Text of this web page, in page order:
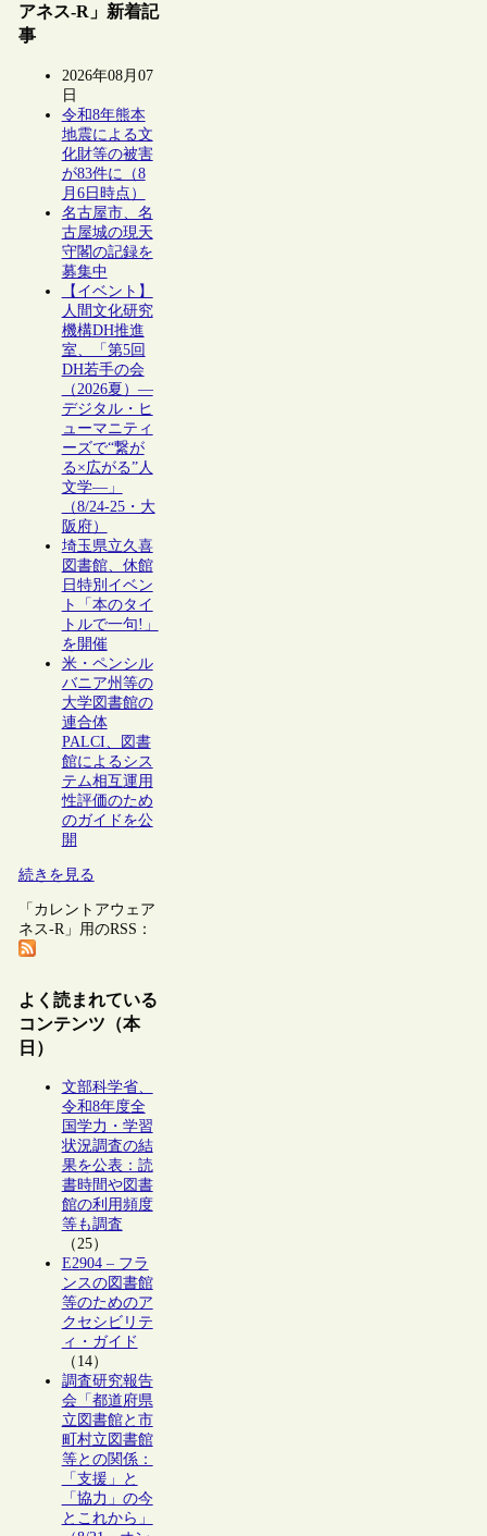
アネス-R」新着記
事
2026年08月07
日
令和8年熊本
地震による文
化財等の被害
が83件に（8
月6日時点）
名古屋市、名
古屋城の現天
守閣の記録を
募集中
【イベント】
人間文化研究
機構DH推進
室、「第5回
DH若手の会
（2026夏）―
デジタル・ヒ
ューマニティ
ーズで“繋が
る×広がる”人
文学―」
（8/24-25・大
阪府）
埼玉県立久喜
図書館、休館
日特別イベン
ト「本のタイ
トルで一句!」
を開催
米・ペンシル
バニア州等の
大学図書館の
連合体
PALCI、図書
館によるシス
テム相互運用
性評価のため
のガイドを公
開
続きを見る
「カレントアウェア
ネス-R」用のRSS：
よく読まれている
コンテンツ（本
日）
文部科学省、
令和8年度全
国学力・学習
状況調査の結
果を公表：読
書時間や図書
館の利用頻度
等も調査
（25）
E2904 – フラ
ンスの図書館
等のためのア
クセシビリテ
ィ・ガイド
（14）
調査研究報告
会「都道府県
立図書館と市
町村立図書館
等との関係：
「支援」と
「協力」の今
とこれから」